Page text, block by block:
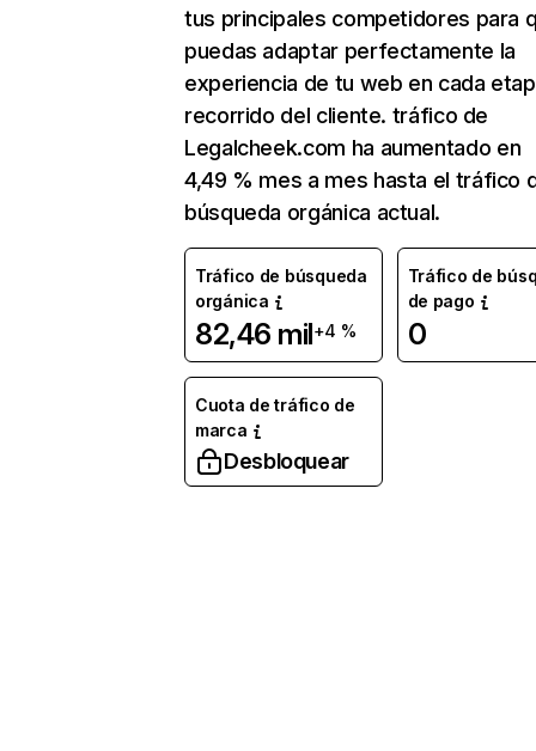
tus principales competidores para
puedas adaptar perfectamente la
experiencia de tu web en cada
recorrido del cliente. tráfico de
Legalcheek.com ha aumentado en
4,49 % mes a mes hasta el tráfico
búsqueda orgánica actual.
Tráfico de búsqueda
orgánica
82,46 mil+4 %
Tráfico de
de pago
0
Cuota de tráfico de
marca
Desbloquear